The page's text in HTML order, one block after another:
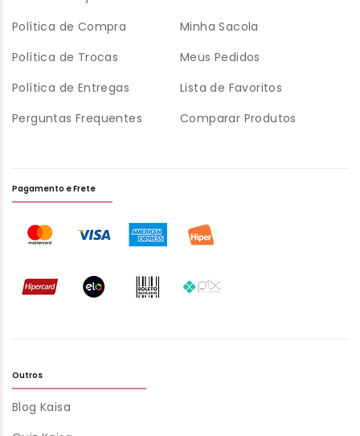
Política de Compra
Política de Trocas
Política de Entregas
Perguntas Frequentes
Minha Sacola
Meus Pedidos
Lista de Favoritos
Comparar Produtos
Outros
Blog Kaisa
Pagamento e Frete